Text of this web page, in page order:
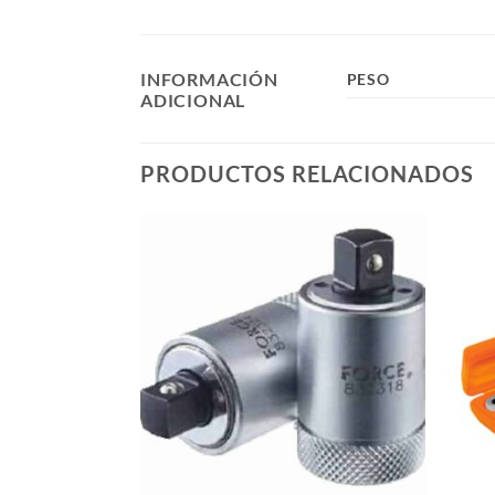
INFORMACIÓN
ADICIONAL
PESO
PRODUCTOS RELACIONADOS